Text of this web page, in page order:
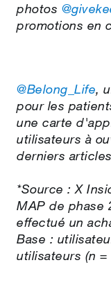
photos
promotions en
@Belong_Life,
pour les
une carte
utilisateurs à
derniers
*Source : X
MAP de phase
effectué un
Base :
utilisateurs (n =